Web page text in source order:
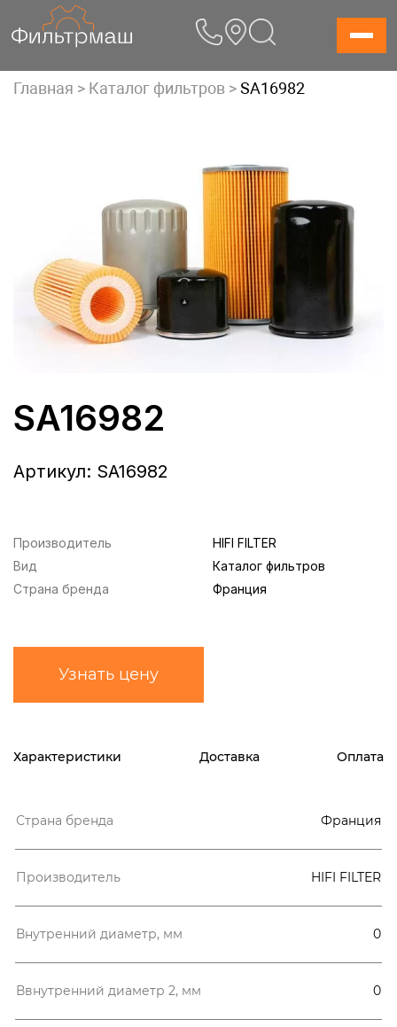
to
Главная > Каталог фильтров >SA16982
SA16982
Артикул: SA16982
Производитель
HIFI FILTER
Вид
Каталог фильтров
Страна бренда
Франция
Узнать цену
Характеристики Доставка Оплата
Страна бренда Франция
Производитель HIFI FILTER
Внутренний диаметр, мм 0
Ввнутренний диаметр 2, мм 0